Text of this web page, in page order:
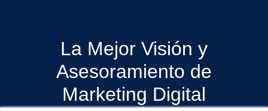
La Mejor Visión y
Asesoramiento de
Marketing Digital